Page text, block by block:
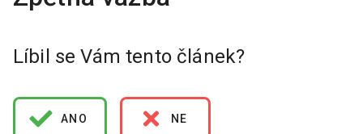
Líbil se Vám tento článek?
ANO NE